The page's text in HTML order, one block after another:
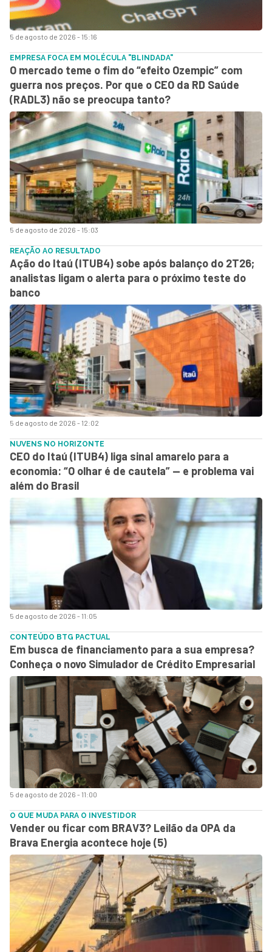
5 de agosto de 2026 - 15:16
5 de agosto de 2026 - 15:03
EMPRESA FOCA EM MOLÉCULA "BLINDADA"
O mercado teme o fim do “efeito Ozempic” com
guerra nos preços. Por que o CEO da RD Saúde
(RADL3) não se preocupa tanto?
5 de agosto de 2026 - 12:02
REAÇÃO AO RESULTADO
Ação do Itaú (ITUB4) sobe após balanço do 2T26;
analistas ligam o alerta para o próximo teste do
banco
5 de agosto de 2026 - 11:05
NUVENS NO HORIZONTE
CEO do Itaú (ITUB4) liga sinal amarelo para a
economia: “O olhar é de cautela” — e problema vai
além do Brasil
5 de agosto de 2026 - 11:00
CONTEÚDO BTG PACTUAL
Em busca de financiamento para a sua empresa?
Conheça o novo Simulador de Crédito Empresarial
O QUE MUDA PARA O INVESTIDOR
Vender ou ficar com BRAV3? Leilão da OPA da
Brava Energia acontece hoje (5)